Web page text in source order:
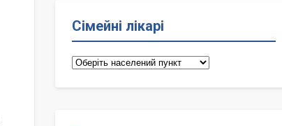
Сімейні лікарі
Сімейні